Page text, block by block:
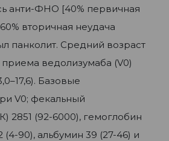
анти-ФНО [40% первичная
вторичная неудача
панколит. Средний возраст
ведолизумаба (V0)
Базовые
V0; фекальный
2851 (92-6000), гемоглобин
(4-90), альбумин 39 (27-46) и